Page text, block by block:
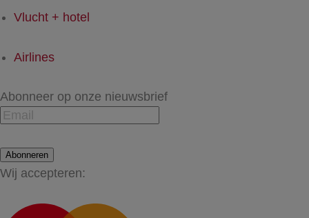
Vlucht + hotel
Airlines
Abonneer op onze nieuwsbrief
Abonneren
Wij accepteren: